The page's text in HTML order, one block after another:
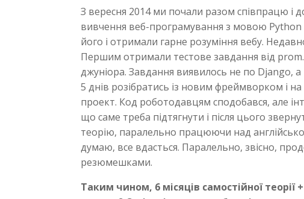
З вересня 2014 ми почали разом співпрацю і
вивчення веб-програмування з мовою
його і отримали гарне розуміння вебу.
Першим отримали тестове завдання від
джуніора. Завдання виявилось не по Django,
5 днів розібратись із новим фреймворком і
проект. Код роботодавцям сподобався, але
що саме треба підтягнути і після цього
теорію, паралельно працюючи над
думаю, все вдасться. Паралельно, звісно,
резюмешками.
Таким чином, 6 місяців самостійної теорії